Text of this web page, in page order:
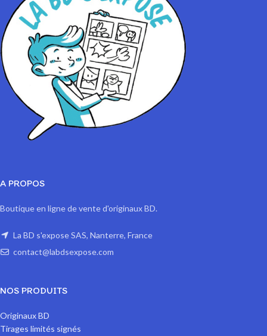
A PROPOS
Boutique en ligne de vente d'originaux BD.
La BD s'expose SAS, Nanterre, France
contact@labdsexpose.com
NOS PRODUITS
Originaux BD
Tirages limités signés